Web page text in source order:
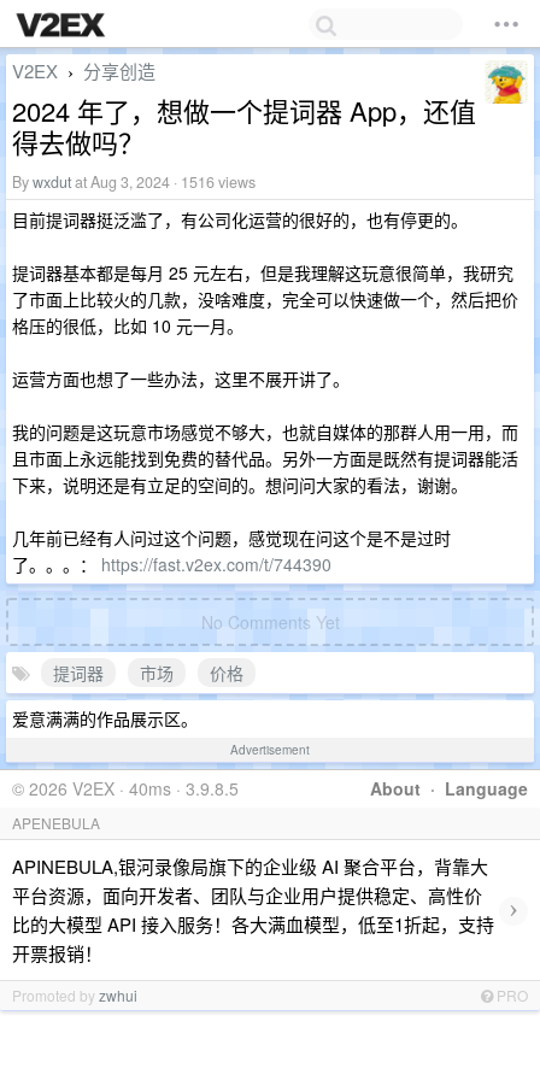
V2EX › 分享创造
2024 年了，想做一个提词器 App，还值
得去做吗？
Bywxdutat Aug 3, 2024 · 1516 views
目前提词器挺泛滥了，有公司化运营的很好的，也有停更的。
提词器基本都是每月 25 元左右，但是我理解这玩意很简单，我研究
了市面上比较火的几款，没啥难度，完全可以快速做一个，然后把价
格压的很低，比如 10 元一月。
运营方面也想了一些办法，这里不展开讲了。
我的问题是这玩意市场感觉不够大，也就自媒体的那群人用一用，而
且市面上永远能找到免费的替代品。另外一方面是既然有提词器能活
下来，说明还是有立足的空间的。想问问大家的看法，谢谢。
几年前已经有人问过这个问题，感觉现在问这个是不是过时
了。。。： https://fast.v2ex.com/t/744390
No Comments Yet
提词器 市场
价格
爱意满满的作品展示区。
Advertisement
About · Language
© 2026 V2EX · 40ms · 3.9.8.5
APENEBULA
APINEBULA,银河录像局旗下的企业级 AI 聚合平台，背靠大
平台资源，面向开发者、团队与企业用户提供稳定、高性价
比的大模型 API 接入服务！各大满血模型，低至1折起，支持
开票报销！
›
Promoted byzwhui PRO